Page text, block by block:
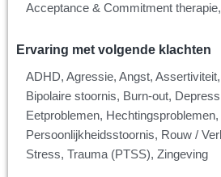
Acceptance & Commitment
Ervaring met volgende klachten
ADHD, Agressie, Angst,
Bipolaire stoornis, Burn-out,
Eetproblemen, Hechtingsproblemen,
Persoonlijkheidsstoornis, Rouw /
Stress, Trauma (PTSS), Zingeving